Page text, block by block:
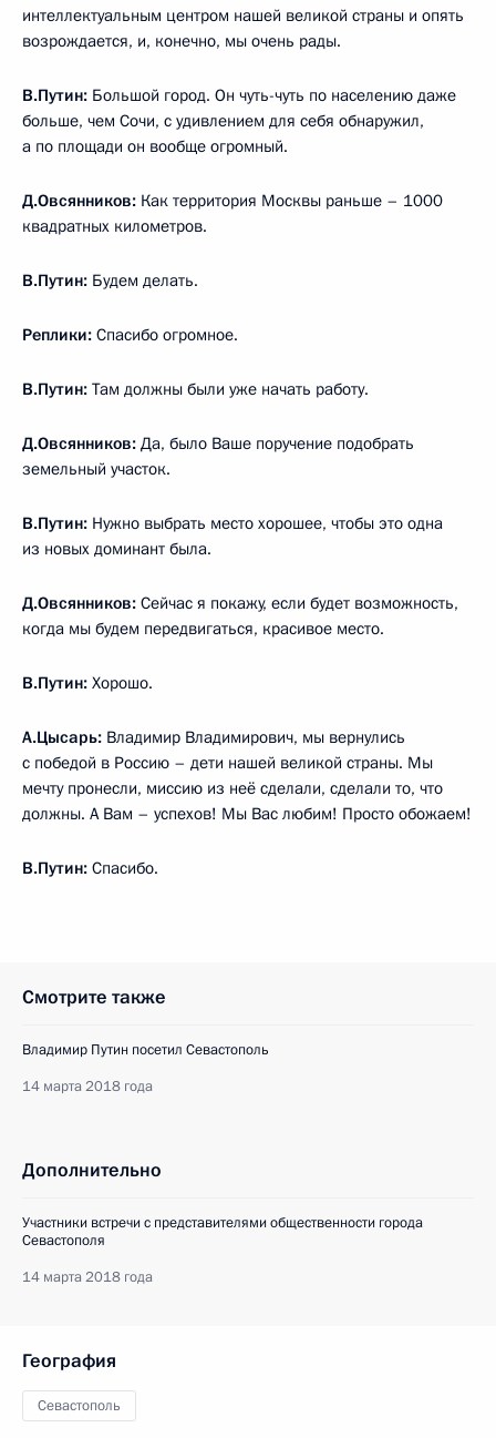
интеллектуальным центром нашей великой страны и опять
возрождается, и, конечно, мы очень рады.
В.Путин: Большой город. Он чуть-чуть по населению даже
больше, чем Сочи, с удивлением для себя обнаружил,
а по площади он вообще огромный.
Д.Овсянников: Как территория Москвы раньше – 1000
квадратных километров.
В.Путин: Будем делать.
Реплики: Спасибо огромное.
В.Путин: Там должны были уже начать работу.
Д.Овсянников: Да, было Ваше поручение подобрать
земельный участок.
В.Путин: Нужно выбрать место хорошее, чтобы это одна
из новых доминант была.
Д.Овсянников: Сейчас я покажу, если будет возможность,
когда мы будем передвигаться, красивое место.
В.Путин: Хорошо.
А.Цысарь: Владимир Владимирович, мы вернулись
с победой в Россию – дети нашей великой страны. Мы
мечту пронесли, миссию из неё сделали, сделали то, что
должны. А Вам – успехов! Мы Вас любим! Просто обожаем!
В.Путин: Спасибо.
Смотрите также
Владимир Путин посетил Севастополь
14 марта 2018 года
Дополнительно
Участники встречи с представителями общественности города
Севастополя
14 марта 2018 года
География
Севастополь